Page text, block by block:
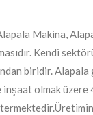
Makina,
Kendi
biridir.
inşaat olmak üzere